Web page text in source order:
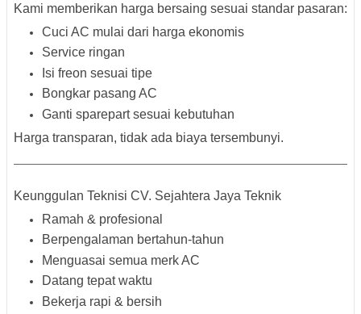
Kami memberikan harga bersaing sesuai standar pasaran:
Cuci AC mulai dari harga ekonomis
Service ringan
Isi freon sesuai tipe
Bongkar pasang AC
Ganti sparepart sesuai kebutuhan
Harga transparan, tidak ada biaya tersembunyi.
Keunggulan Teknisi CV. Sejahtera Jaya Teknik
Ramah & profesional
Berpengalaman bertahun-tahun
Menguasai semua merk AC
Datang tepat waktu
Bekerja rapi & bersih